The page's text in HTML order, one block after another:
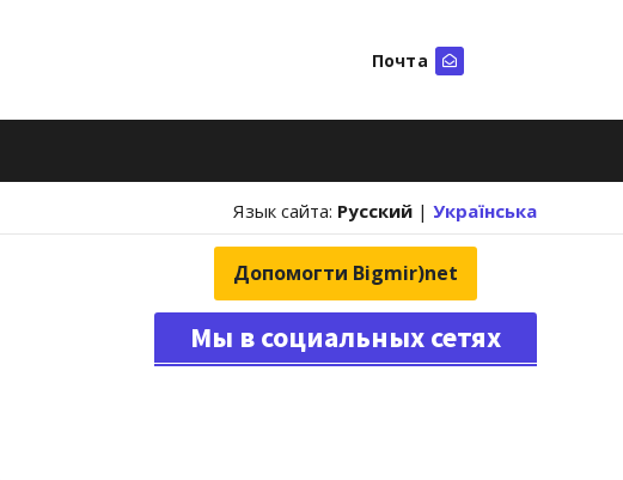
Почта
Язык сайта: Русский | Українська
Допомогти Bigmir)net
Мы в социальных сетях